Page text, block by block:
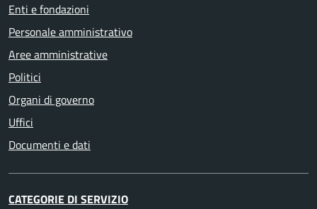
Enti e fondazioni
Personale amministrativo
Aree amministrative
Politici
Organi di governo
Uffici
Documenti e dati
CATEGORIE DI SERVIZIO